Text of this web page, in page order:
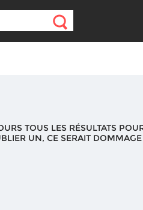
TOUS LES RÉSULTATS
UN, CE SERAIT DOMMAGE